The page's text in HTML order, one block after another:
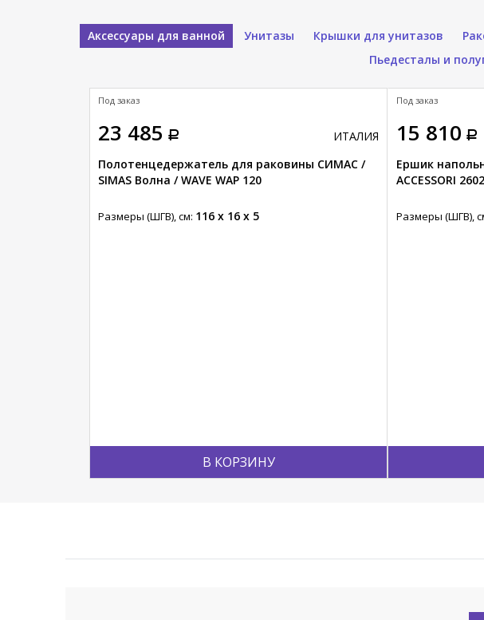
Аксессуары для ванной Унитазы Крышки для унитазов
Пьедесталы и
23 485
В КОРЗИНУ
ИТАЛИЯ
Полотенцедержатель для раковины СИМАС /
SIMAS Волна / WAVE WAP 120
Размеры (ШГВ), см: 116 x 16 x 5
Под заказ
15 810
Ершик
ACCESSORI
Размеры (ШГВ),
Под заказ